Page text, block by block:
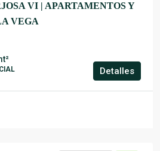
VI | APARTAMENTOS Y
VEGA
Detalles